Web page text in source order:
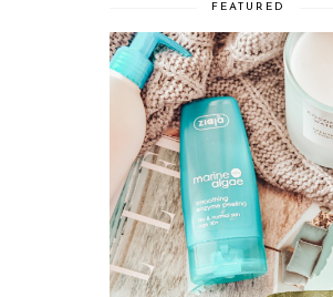
FEATURED